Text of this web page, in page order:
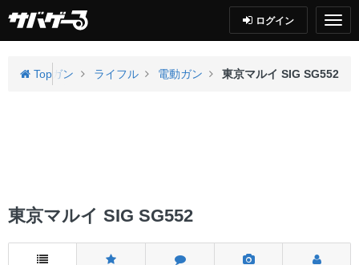
ログイン
Top
エアガン ライフル 電動ガン 東京マルイ SIG SG552
東京マルイ SIG SG552